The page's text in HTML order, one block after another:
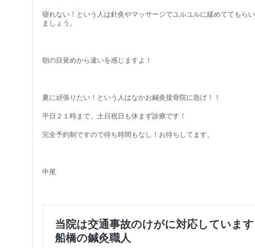
寝れない！という人は針灸やマッサージでユルユルに緩めててもらい
ましょう。
朝の目覚めから違いを感じますよ！
夏に頑張りたい！という人はなかお鍼灸接骨院に急げ！！
平日２１時まで、土日祝日も休まず診療です！
完全予約制ですので待ち時間もなし！お待ちしてます。
中尾